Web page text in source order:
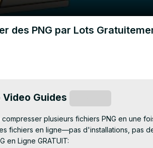
des PNG par Lots
Guides
plusieurs fichiers PNG en une
fichiers en ligne—pas d'installations, pas
en Ligne GRATUIT: